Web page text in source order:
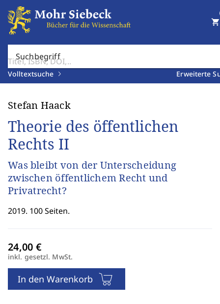
Suchbegriff
Volltextsuche Erweiterte
shopping_cart
Stefan Haack
Theorie des öffentlichen
Rechts II
Was bleibt von der Unterscheidung
zwischen öffentlichem Recht und
Privatrecht?
2019. 100 Seiten.
inkl. gesetzl. MwSt.
In den Warenkorb